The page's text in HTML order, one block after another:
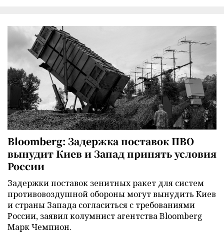
Bloomberg: Задержка поставок ПВО
вынудит Киев и Запад принять условия
России
Задержки поставок зенитных ракет для систем
противовоздушной обороны могут вынудить Киев
и страны Запада согласиться с требованиями
России, заявил колумнист агентства Bloomberg
Марк Чемпион.